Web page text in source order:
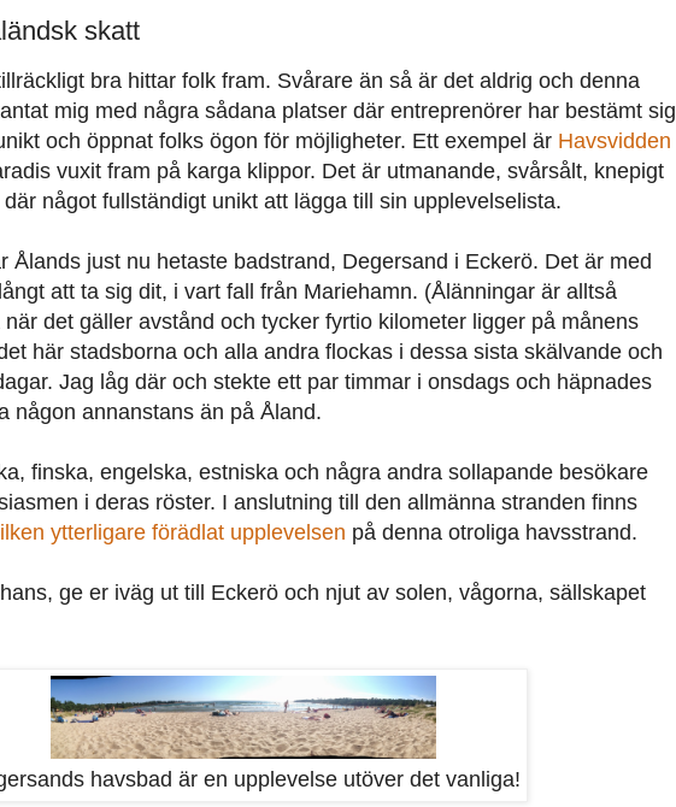
skatt
bra hittar folk fram. Svårare än så är det aldrig och denna
mig med några sådana platser där entreprenörer har bestämt sig
och öppnat folks ögon för möjligheter. Ett exempel är Havsvidden
vuxit fram på karga klippor. Det är utmanande, svårsålt, knepigt
något fullständigt unikt att lägga till sin upplevelselista.
Ålands just nu hetaste badstrand, Degersand i Eckerö. Det är med
att ta sig dit, i vart fall från Mariehamn. (Ålänningar är alltså
det gäller avstånd och tycker fyrtio kilometer ligger på månens
här stadsborna och alla andra flockas i dessa sista skälvande och
Jag låg där och stekte ett par timmar i onsdags och häpnades
någon annanstans än på Åland.
finska, engelska, estniska och några andra sollapande besökare
i deras röster. I anslutning till den allmänna stranden finns
ytterligare förädlat upplevelsen på denna otroliga havsstrand.
ge er iväg ut till Eckerö och njut av solen, vågorna, sällskapet
havsbad är en upplevelse utöver det vanliga!